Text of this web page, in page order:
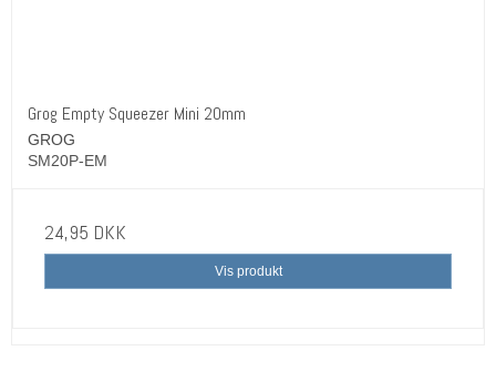
Grog Empty Squeezer Mini 20mm
GROG
SM20P-EM
24,95 DKK
Vis produkt